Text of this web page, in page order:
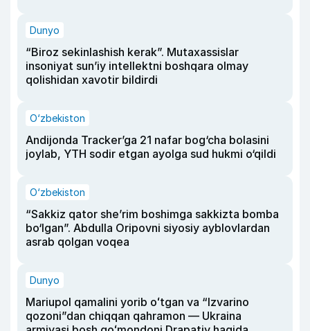
Dunyo
“Biroz sekinlashish kerak”. Mutaxassislar
insoniyat sun’iy intellektni boshqara olmay
qolishidan xavotir bildirdi
O‘zbekiston
Andijonda Tracker’ga 21 nafar bog‘cha bolasini
joylab, YTH sodir etgan ayolga sud hukmi o‘qildi
O‘zbekiston
“Sakkiz qator she’rim boshimga sakkizta bomba
bo‘lgan”. Abdulla Oripovni siyosiy ayblovlardan
asrab qolgan voqea
Dunyo
Mariupol qamalini yorib oʻtgan va “Izvarino
qozoni”dan chiqqan qahramon — Ukraina